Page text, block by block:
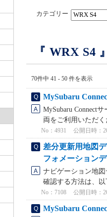
カテゴリー
『 WRX S4
70件中 41 - 50 件を表示
MySubaru
MySubaru Connect
両をご利用いただ
No：4931 公開日時：
差分更新用地図
フォメーション
ナビゲーション地
確認する方法は、
No：7108 公開日時：
MySubaru